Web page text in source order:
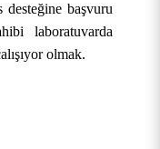
desteğine başvuru
laboratuvarda
olmak.